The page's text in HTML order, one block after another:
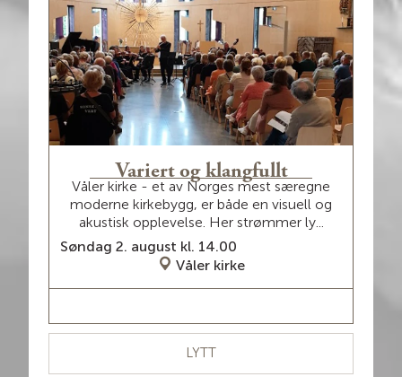
LYTT
Variert og klangfullt
Våler kirke - et av Norges mest særegne
moderne kirkebygg, er både en visuell og
akustisk opplevelse. Her strømmer ly...
Søndag 2. august kl. 14.00
Våler kirke